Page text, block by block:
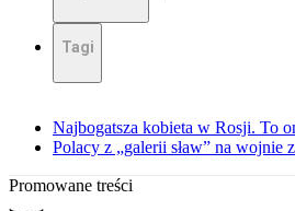
Tagi
Najbogatsza kobieta w Rosji. To
Polacy z „galerii sław” na
Promowane treści